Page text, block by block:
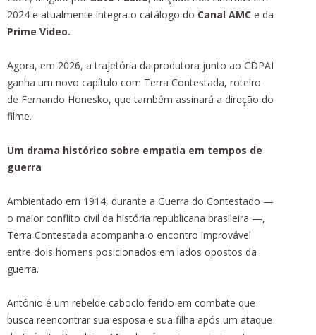
2024 e atualmente integra o catálogo do Canal AMC e da
Prime Video.
Agora, em 2026, a trajetória da produtora junto ao CDPAI
ganha um novo capítulo com Terra Contestada, roteiro
de Fernando Honesko, que também assinará a direção do
filme.
Um drama histórico sobre empatia em tempos de
guerra
Ambientado em 1914, durante a Guerra do Contestado —
o maior conflito civil da história republicana brasileira —,
Terra Contestada acompanha o encontro improvável
entre dois homens posicionados em lados opostos da
guerra.
Antônio é um rebelde caboclo ferido em combate que
busca reencontrar sua esposa e sua filha após um ataque